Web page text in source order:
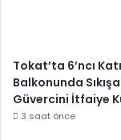
Tokat’ta 6’ncı
Balkonunda
Güvercini İtfaiye
3 saat önce